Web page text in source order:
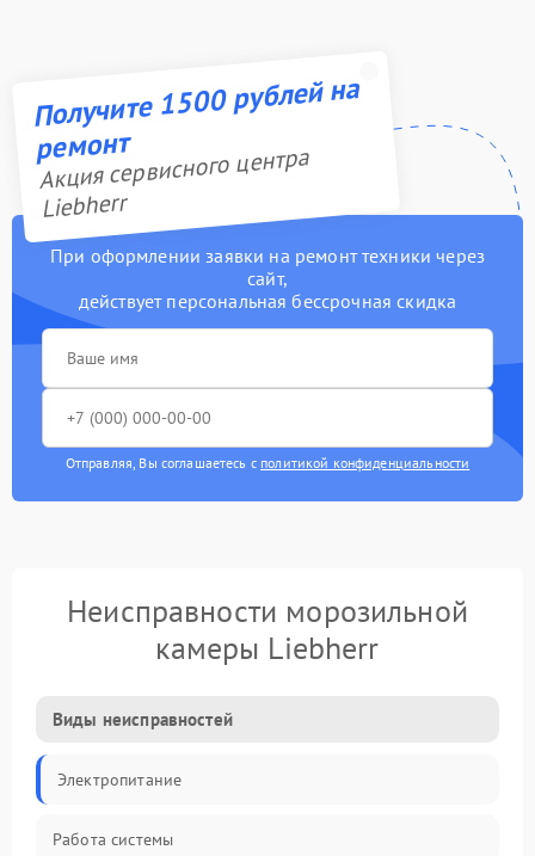
Получите 1500 рублей на
ремонт
Акция сервисного центра
Liebherr
При оформлении заявки на ремонт техники через
сайт,
действует персональная бессрочная скидка
Отправляя, Вы соглашаетесь с политикой конфиденциальности
Неисправности морозильной
камеры Liebherr
Виды неисправностей
Электропитание
Работа системы